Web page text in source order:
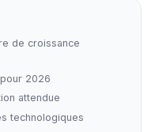
de croissance
2026
attendue
technologiques